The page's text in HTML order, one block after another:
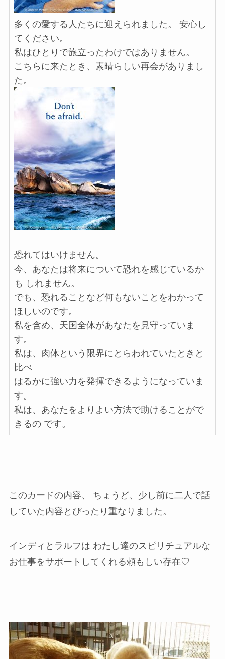
多くの愛する人たちに迎えられました。 安心し
てください。
私はひとりで旅立ったわけではありません。
こちらに来たとき、素晴らしい再会がありまし
た。
恐れてはいけません。
今、あなたは将来について恐れを感じているか
も しれません。
でも、恐れることなど何もないことをわかって
ほしいのです。
私を含め、天国全体があなたを見守っていま
す。
私は、肉体という限界にとらわれていたときと
比べ
はるかに強い力を発揮できるようになっていま
す。
私は、あなたをよりよい方法で助けることがで
きるの です。
このカードの内容、 ちょうど、少し前に二人で話
していた内容とぴったり重なりました。
インディとラルフは わたし達のスピリチュアルな
お仕事をサポートしてくれる頼もしい存在♡